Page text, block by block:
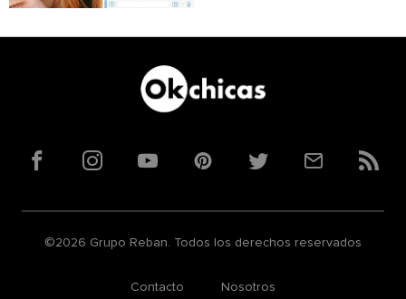
FacebookInstagramYouTubePinterestTwitterCorreoRSS
©2026 Grupo Reban. Todos los derechos reservados
Contacto Nosotros